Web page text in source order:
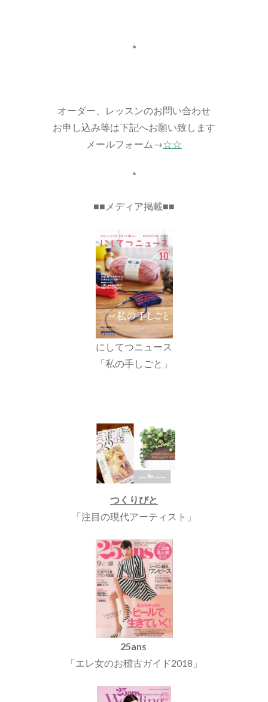
*
オーダー、レッスンのお問い合わせ
お申し込み等は下記へお願い致します
メールフォーム→☆☆
*
■■メディア掲載■■
にしてつニュース
「私の手しごと」
つくりびと
「注目の現代アーティスト」
25ans
「エレ女のお稽古ガイド2018」